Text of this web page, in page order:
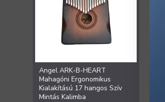
Angel ARK-B-HEART
Mahagóni Ergonomikus
Kialakítású 17 hangos Szív
Mintás Kalimba